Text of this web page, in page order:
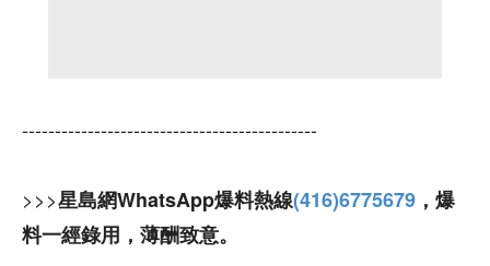
---------------------------------------------
>>>星島網WhatsApp爆料熱線(416)6775679 ，爆
料一經錄用，薄酬致意。